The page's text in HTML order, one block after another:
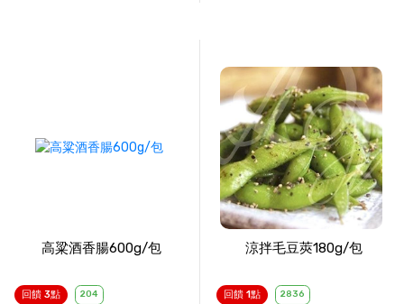
高粱酒香腸600g/包
回饋 3點 204
涼拌毛豆莢180g/包
回饋 1點 2836